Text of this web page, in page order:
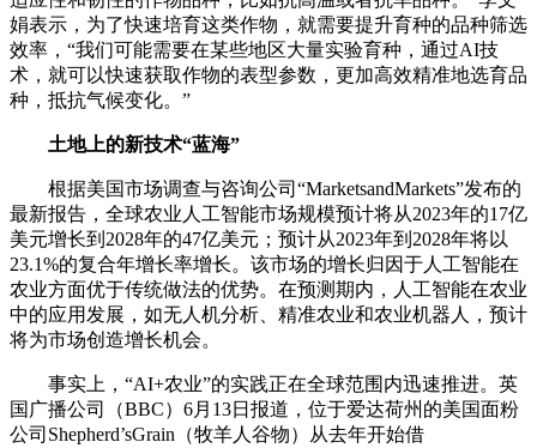
娟表示，为了快速培育这类作物，就需要提升育种的品种筛选
效率，“我们可能需要在某些地区大量实验育种，通过AI技
术，就可以快速获取作物的表型参数，更加高效精准地选育品
种，抵抗气候变化。”
土地上的新技术“蓝海”
根据美国市场调查与咨询公司“MarketsandMarkets”发布的
最新报告，全球农业人工智能市场规模预计将从2023年的17亿
美元增长到2028年的47亿美元；预计从2023年到2028年将以
23.1%的复合年增长率增长。该市场的增长归因于人工智能在
农业方面优于传统做法的优势。在预测期内，人工智能在农业
中的应用发展，如无人机分析、精准农业和农业机器人，预计
将为市场创造增长机会。
事实上，“AI+农业”的实践正在全球范围内迅速推进。英
国广播公司（BBC）6月13日报道，位于爱达荷州的美国面粉
公司Shepherd’sGrain（牧羊人谷物）从去年开始借